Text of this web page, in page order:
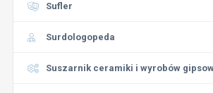
Sufler
Surdologopeda
Suszarnik ceramiki i wyrobów